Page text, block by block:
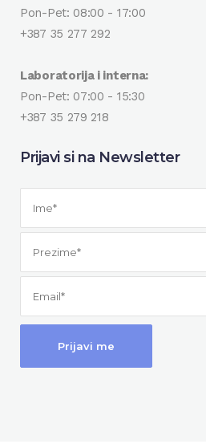
Pon-Pet: 08:00 - 17:00
+387 35 277 292
Laboratorija i interna:
Pon-Pet: 07:00 - 15:30
+387 35 279 218
Prijavi si na Newsletter